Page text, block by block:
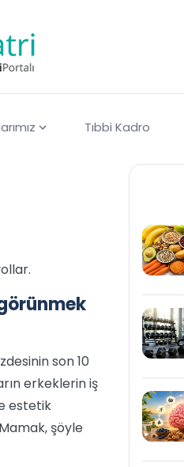
Tıbbi Kadro
son 10
erkeklerin iş
estetik
şöyle